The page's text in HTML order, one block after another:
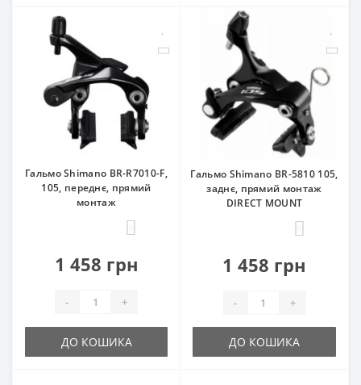
Гальмо Shimano BR-R7010-F,
105, переднє, прямий
монтаж
1 458 грн
- +
ДО КОШИКА
Гальмо Shimano BR-5810 105,
заднє, прямий монтаж
DIRECT MOUNT
1 458 грн
- +
ДО КОШИКА